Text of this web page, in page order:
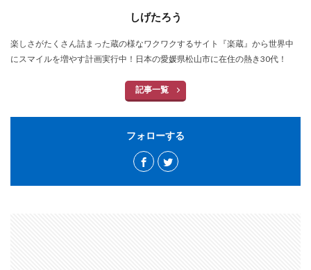
しげたろう
楽しさがたくさん詰まった蔵の様なワクワクするサイト『楽蔵』から世界中
にスマイルを増やす計画実行中！日本の愛媛県松山市に在住の熱き30代！
記事一覧
フォローする